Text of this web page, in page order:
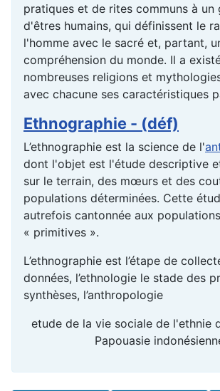
pratiques et de rites communs à un
d'êtres humains, qui définissent le
l'homme avec le sacré et, partant,
compréhension du monde. Il a
nombreuses religions et
avec chacune ses caractéristiques
Ethnographie - (déf)
L’ethnographie est la science de l'
dont l'objet est l'étude descriptive
sur le terrain, des mœurs et des
populations déterminées. Cette
autrefois cantonnée aux
« primitives ».
L’ethnographie est l’étape de
données, l’ethnologie le stade des
synthèses, l’anthropologie
etude de la vie sociale de l'ethnie
Papouasie